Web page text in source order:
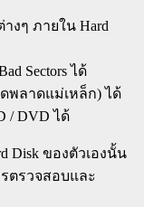
งๆ ภายใน Hard
Sectors ได้
พลาดแม่เหล็ก) ได้
/ DVD ได้
Disk ของตัวเองนั้น
รตรวจสอบและ